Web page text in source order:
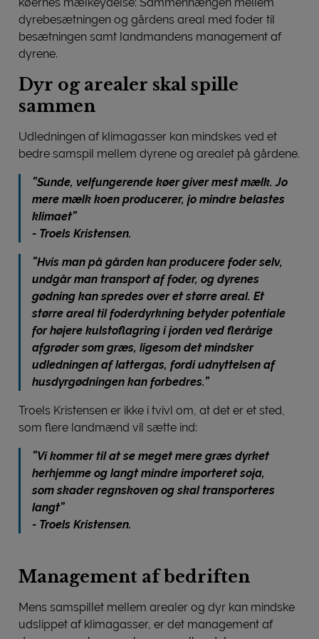
dyrebesætningen og gårdens areal med foder til
besætningen samt landmandens management af
dyrene.
Dyr og arealer skal spille
sammen
Udledningen af klimagasser kan mindskes ved et
bedre samspil mellem dyrene og arealet på gårdene.
”Sunde, velfungerende køer giver mest mælk. Jo
mere mælk koen producerer, jo mindre belastes
klimaet”
- Troels Kristensen.
”Hvis man på gården kan producere foder selv,
undgår man transport af foder, og dyrenes
gødning kan spredes over et større areal. Et
større areal til foderdyrkning betyder potentiale
for højere kulstoflagring i jorden ved flerårige
afgrøder som græs, ligesom det mindsker
udledningen af lattergas, fordi udnyttelsen af
husdyrgødningen kan forbedres.”
Troels Kristensen er ikke i tvivl om, at det er et sted,
som flere landmænd vil sætte ind:
”Vi kommer til at se meget mere græs dyrket
herhjemme og langt mindre importeret soja,
som skader regnskoven og skal transporteres
langt”
- Troels Kristensen.
Management af bedriften
Mens samspillet mellem arealer og dyr kan mindske
udslippet af klimagasser, er det management af